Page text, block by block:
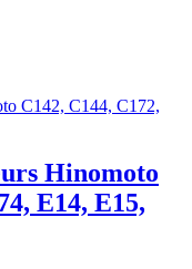
Hinomoto
E14, E15,